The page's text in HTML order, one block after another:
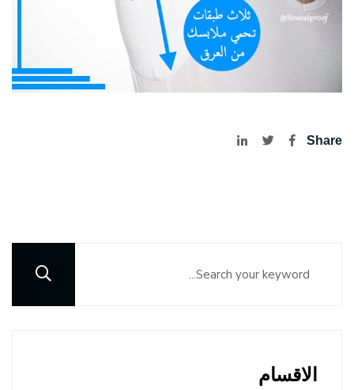
Share
الاقسام